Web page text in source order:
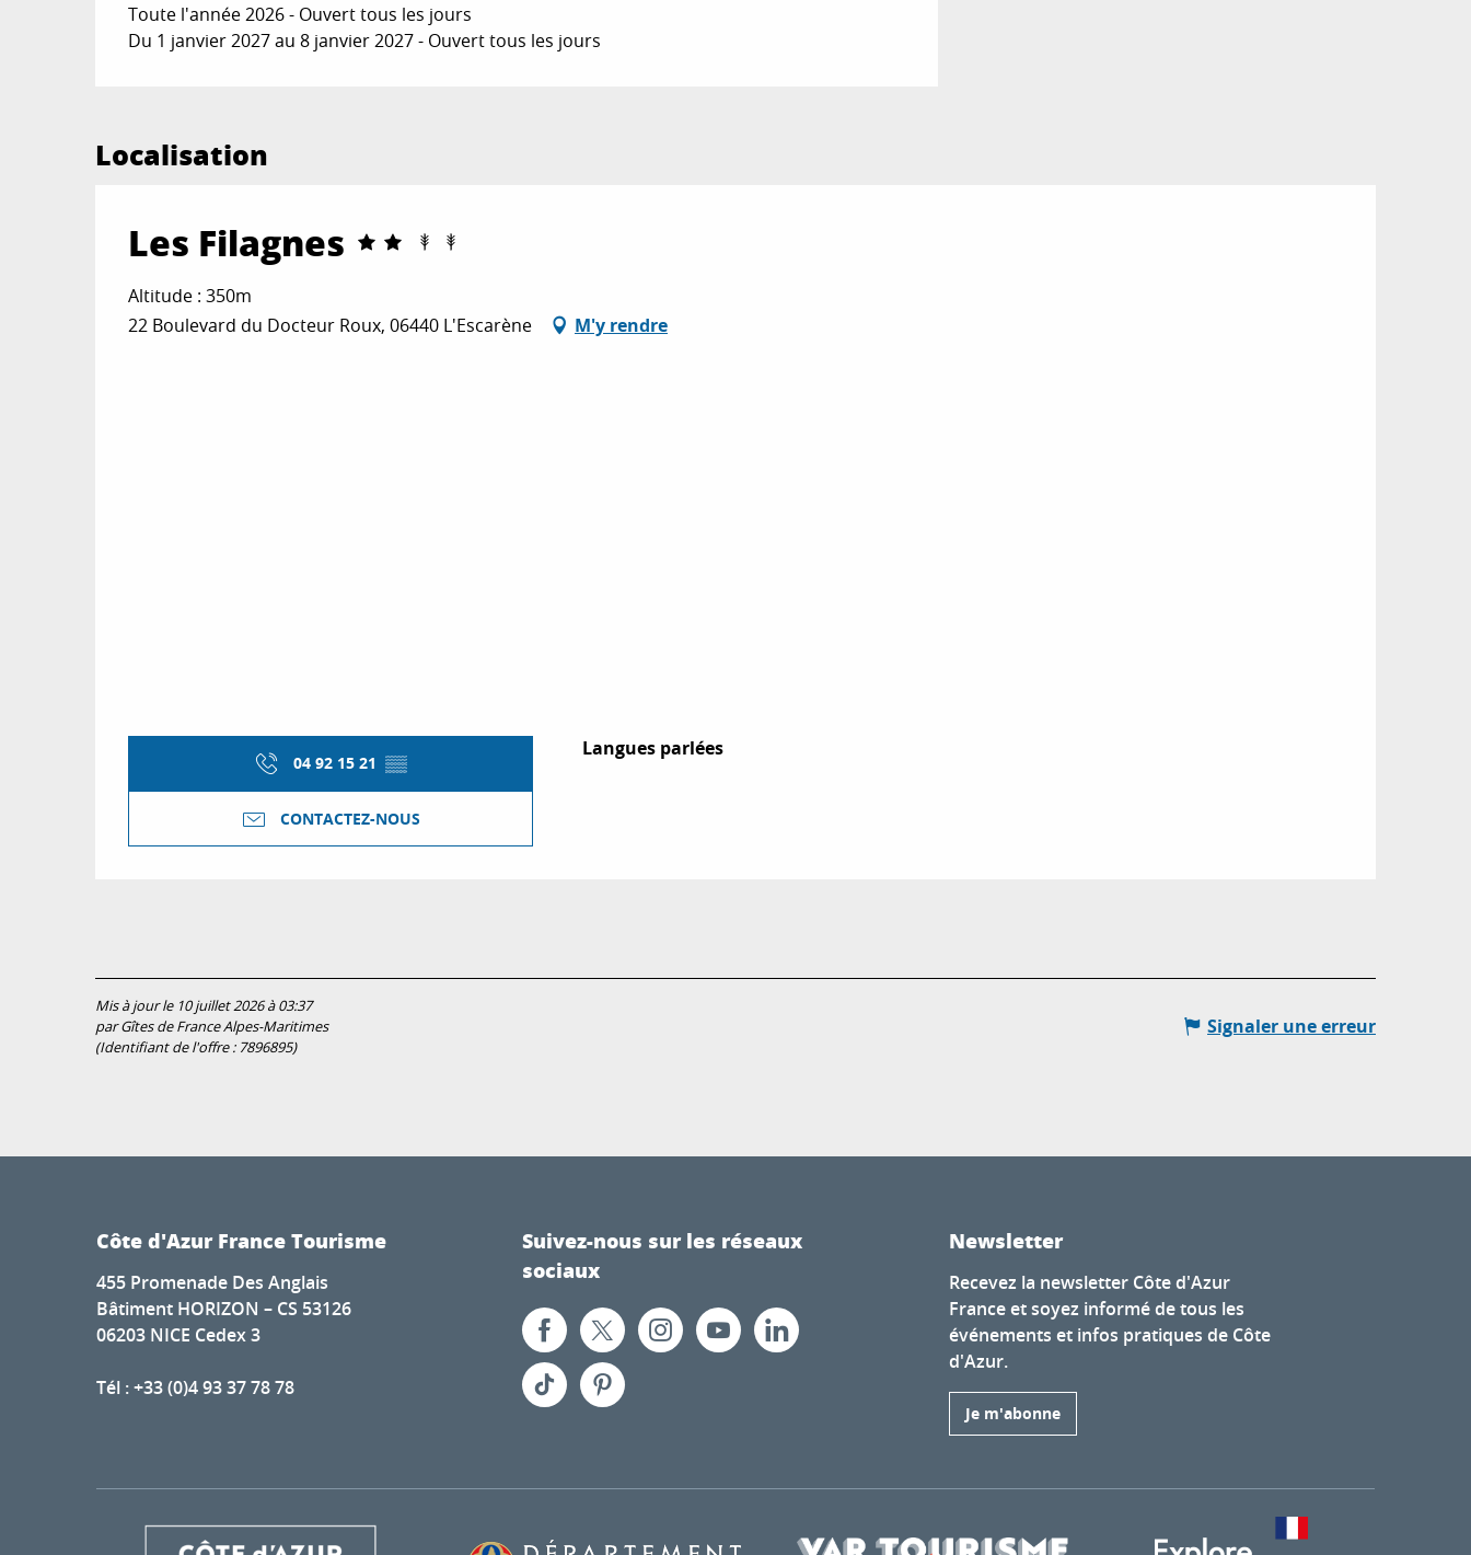
Toute l'année 2026 - Ouvert tous les jours
Du 1 janvier 2027 au 8 janvier 2027 - Ouvert tous les jours
Localisation
Les Filagnes
Altitude : 350m
22 Boulevard du Docteur Roux, 06440 L'Escarène
M'y rendre
04 92 15 21 ▒▒
CONTACTEZ-NOUS
Langues parlées
Langues parlées
Mis à jour le 10 juillet 2026 à 03:37
par Gîtes de France Alpes-Maritimes
(Identifiant de l'offre : 7896895)
Signaler une erreur
Côte d'Azur France Tourisme
455 Promenade Des Anglais
Bâtiment HORIZON – CS 53126
06203 NICE Cedex 3
Tél : +33 (0)4 93 37 78 78
Suivez-nous sur les réseaux
sociaux
Newsletter
Recevez la newsletter Côte d'Azur
France et soyez informé de tous les
événements et infos pratiques de Côte
d'Azur.
Je m'abonne